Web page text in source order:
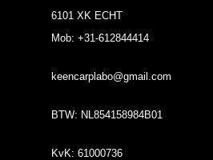
6101 XK ECHT
Mob: +31-612844414
keencarplabo@gmail.com
BTW: NL854158984B01
KvK: 61000736